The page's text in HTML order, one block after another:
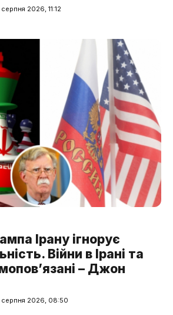
2026, 11:12
Ірану ігнорує
Війни в Ірані та
– Джон
2026, 08:50